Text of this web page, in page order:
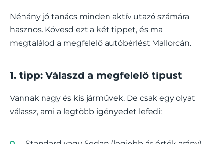
Néhány jó tanács minden aktív utazó számára
hasznos. Kövesd ezt a két tippet, és ma
megtalálod a megfelelő autóbérlést Mallorcán.
1. tipp: Válaszd a megfelelő típust
Vannak nagy és kis járművek. De csak egy olyat
válassz, ami a legtöbb igényedet lefedi: